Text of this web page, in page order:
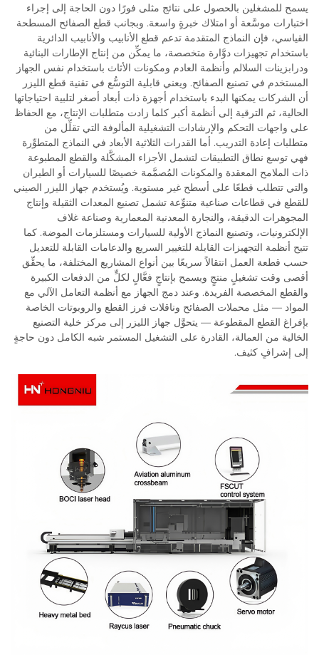
يسمح للمشغلين بالحصول على نتائج مثلى فورًا دون الحاجة إلى إجراء
اختبارات موسَّعة أو امتلاك خبرةٍ واسعة. وبجانب قطع الصفائح المسطحة
القياسي، فإن النماذج المتقدمة تدعم قطع الأنابيب والأنابيب الدائرية
باستخدام تجهيزات دوَّارة متخصصة، ما يمكِّن من إنتاج الإطارات البنائية
ودرابزينات السلالم وأنظمة العادم ومكونات الأثاث باستخدام نفس الجهاز
المستخدم في تصنيع الصفائح. ويعني قابلية التوسُّع في تقنية قطع الليزر
أن الشركات يمكنها البدء باستخدام أجهزة ذات أبعاد أصغر لتلبية احتياجاتها
الحالية، ثم الترقية إلى أنظمة أكبر كلما زادت متطلبات الإنتاج، مع الحفاظ
على واجهات التحكم والإرشادات التشغيلية المألوفة التي تقلِّل من
متطلبات إعادة التدريب. أما القدرات الثلاثية الأبعاد في النماذج المتطوِّرة
فهي توسع نطاق التطبيقات لتشمل الأجزاء المشكَّلة والقطع المطبوعة
ذات الملامح المعقدة والمكونات المُصمَّمة خصيصًا للسيارات أو الطيران
والتي تتطلب قطعًا على أسطح غير مستوية. ويُستخدم جهاز الليزر الصيني
للقطع في قطاعات صناعية متنوِّعة تشمل تصنيع المعدات الثقيلة وإنتاج
المجوهرات الدقيقة، والنجارة المعدنية المعمارية وصناعة غلاف
الإلكترونيات، وتصنيع النماذج الأولية للسيارات ومستلزمات الموضة. كما
تتيح أنظمة التجهيزات القابلة للتغيير السريع والدعامات القابلة للتعديل
حسب قطعة العمل انتقالاً سريعًا بين أنواع المشاريع المختلفة، ما يحقِّق
أقصى وقت تشغيلٍ منتجٍ ويسمح بإنتاجٍ فعَّالٍ لكلٍّ من الدفعات الكبيرة
والقطع المخصصة الفريدة. وعند دمج الجهاز مع أنظمة التعامل الآلي مع
المواد — مثل محملات الصفائح وناقلات فرز القطع والروبوتات الخاصة
بإفراغ القطع المقطوعة — يتحوَّل جهاز الليزر إلى مركز خلية التصنيع
الخالية من العمالة، القادرة على التشغيل المستمر شبه الكامل دون حاجةٍ
إلى إشرافٍ كثيف.